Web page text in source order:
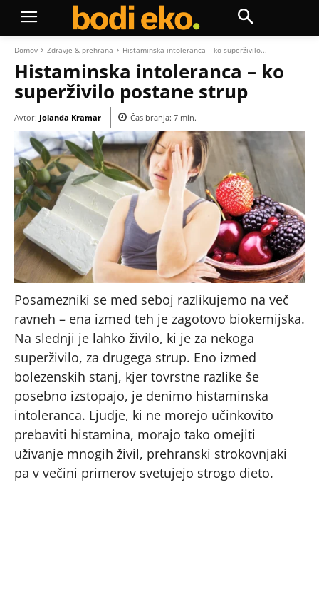
Domov Zdravje & prehrana Histaminska intoleranca – ko superživilo...
Histaminska intoleranca – ko
superživilo postane strup
Avtor: Jolanda Kramar Čas branja: 7 min.
Posamezniki se med seboj razlikujemo na več
ravneh – ena izmed teh je zagotovo biokemijska.
Na slednji je lahko živilo, ki je za nekoga
superživilo, za drugega strup. Eno izmed
bolezenskih stanj, kjer tovrstne razlike še
posebno izstopajo, je denimo histaminska
intoleranca. Ljudje, ki ne morejo učinkovito
prebaviti histamina, morajo tako omejiti
uživanje mnogih živil, prehranski strokovnjaki
pa v večini primerov svetujejo strogo dieto.